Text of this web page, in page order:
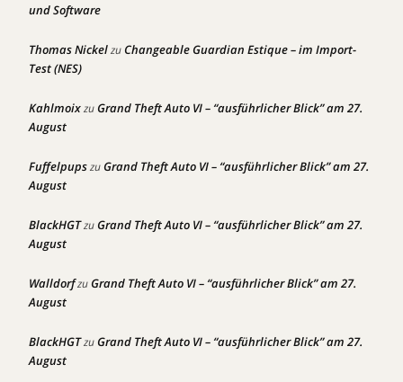
und Software
Thomas NickelzuChangeable Guardian Estique – im Import-
Test (NES)
KahlmoixzuGrand Theft Auto VI – “ausführlicher Blick” am 27.
August
FuffelpupszuGrand Theft Auto VI – “ausführlicher Blick” am 27.
August
BlackHGTzuGrand Theft Auto VI – “ausführlicher Blick” am 27.
August
WalldorfzuGrand Theft Auto VI – “ausführlicher Blick” am 27.
August
BlackHGTzuGrand Theft Auto VI – “ausführlicher Blick” am 27.
August